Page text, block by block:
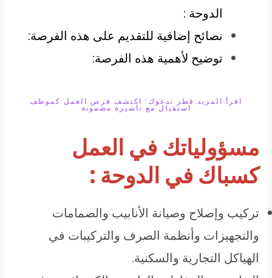
الدوحة :
نصائح إضافية للتقديم على هذه الفرصة:
توضيح لأهمية هذه الفرصة:
اقرأ المزيد:قطر تدعوك: اكتشف فرص العمل كموظف
استقبال مع تأشيرة مضمونة
مسؤولياتك في العمل
كسباك في الدوحة :
تركيب وإصلاح وصيانة الأنابيب والصمامات
والتجهيزات وأنظمة الصرف والتركيبات في
الهياكل التجارية والسكنية.